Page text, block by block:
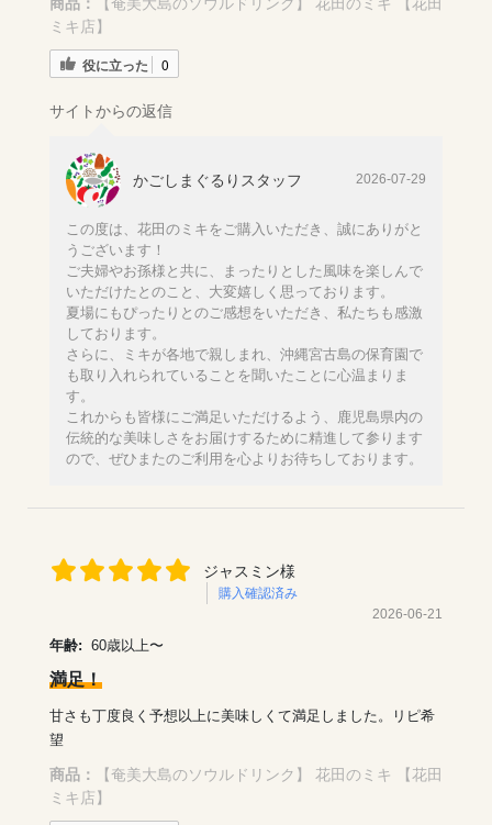
商品：
【奄美大島のソウルドリンク】 花田のミキ 【花田
ミキ店】
役に立った 0
サイトからの返信
かごしまぐるりスタッフ 2026-07-29
この度は、花田のミキをご購入いただき、誠にありがと
うございます！
ご夫婦やお孫様と共に、まったりとした風味を楽しんで
いただけたとのこと、大変嬉しく思っております。
夏場にもぴったりとのご感想をいただき、私たちも感激
しております。
さらに、ミキが各地で親しまれ、沖縄宮古島の保育園で
も取り入れられていることを聞いたことに心温まりま
す。
これからも皆様にご満足いただけるよう、鹿児島県内の
伝統的な美味しさをお届けするために精進して参ります
ので、ぜひまたのご利用を心よりお待ちしております。
ジャスミン様
購入確認済み
2026-06-21
年齢: 60歳以上〜
満足！
甘さも丁度良く予想以上に美味しくて満足しました。リピ希
望
商品：
【奄美大島のソウルドリンク】 花田のミキ 【花田
ミキ店】